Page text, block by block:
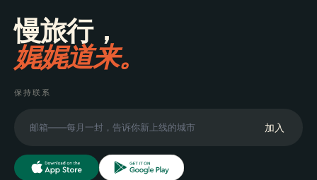
慢旅行，
娓娓道来。
保持联系
加入